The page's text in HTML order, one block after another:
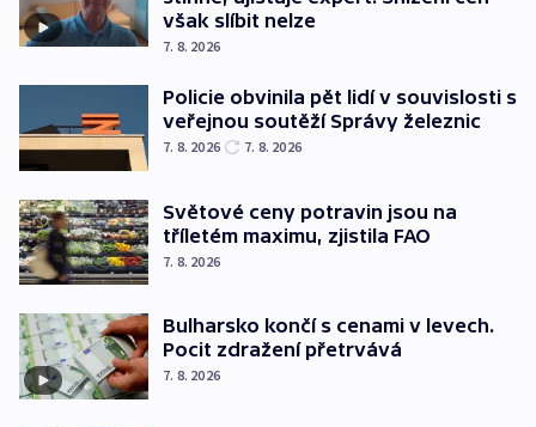
však slíbit nelze
7. 8. 2026
Policie obvinila pět lidí v souvislosti s
veřejnou soutěží Správy železnic
7. 8. 2026 7. 8. 2026
Světové ceny potravin jsou na
tříletém maximu, zjistila FAO
7. 8. 2026
Bulharsko končí s cenami v levech.
Pocit zdražení přetrvává
7. 8. 2026